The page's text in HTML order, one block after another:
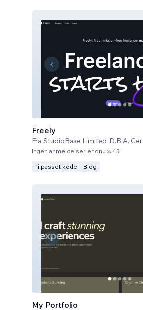
Freely
Fra StudioBase Limited, D.B.A.
Ingen anmeldelser endnu 43
Tilpasset kode Blog
My Portfolio